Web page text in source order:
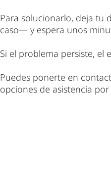
Para solucionarlo, deja tu
caso— y espera unos
Si el problema persiste, el e
Puedes ponerte en
opciones de asistencia